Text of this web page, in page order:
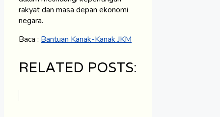
rakyat dan masa depan ekonomi
negara.
Baca : Bantuan Kanak-Kanak JKM
RELATED POSTS: